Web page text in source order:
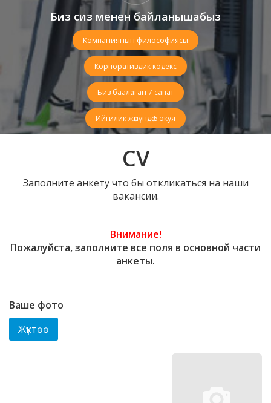
Биз сиз менен байланышабыз
Компаниянын философиясы
Корпоративдик кодекс
Биз баалаган 7 сапат
Ийгилик жөнүндө 6 окуя
CV
Заполните анкету что бы откликаться на наши
вакансии.
Внимание!
Пожалуйста, заполните все поля в основной части
анкеты.
Ваше фото
Жүктөө